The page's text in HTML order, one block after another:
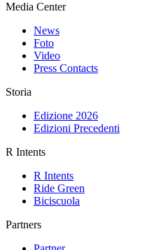
Media Center
News
Foto
Video
Press Contacts
Storia
Edizione 2026
Edizioni Precedenti
R Intents
R Intents
Ride Green
Biciscuola
Partners